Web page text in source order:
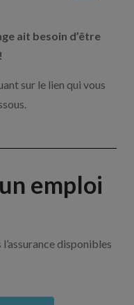
ait besoin d’être
sur le lien qui vous
emploi
disponibles